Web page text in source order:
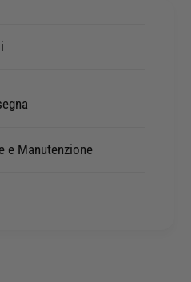
e Manutenzione